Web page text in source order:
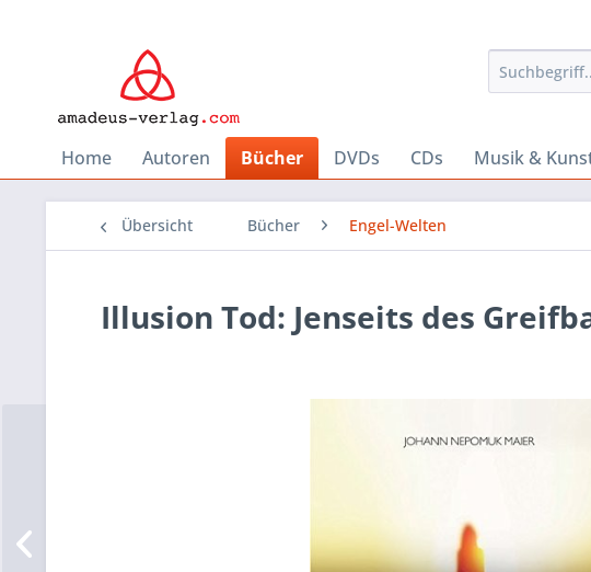
Home Autoren Bücher DVDs CDs Musik &
Übersicht Bücher Engel-Welten
Illusion Tod: Jenseits des